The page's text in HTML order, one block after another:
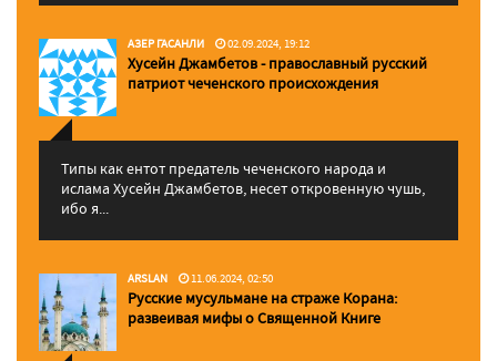
АЗЕР ГАСАНЛИ 02.09.2024, 19:12
Хусейн Джамбетов - православный русский
патриот чеченского происхождения
Типы как ентот предатель чеченского народа и
ислама Хусейн Джамбетов, несет откровенную чушь,
ибо я...
ARSLAN 11.06.2024, 02:50
Русские мусульмане на страже Корана:
pазвеивая мифы о Священной Книге